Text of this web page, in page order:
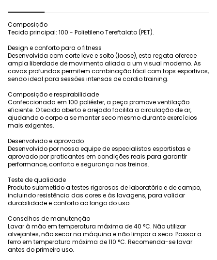
Composição
Tecido principal: 100 - Polietileno Tereftalato (PET).
Design e conforto para o fitness
Desenvolvida com corte leve e solto (loose), esta regata oferece
ampla liberdade de movimento aliada a um visual moderno. As
cavas profundas permitem combinação fácil com tops esportivos,
sendo ideal para sessões intensas de cardio training.
Composição e respirabilidade
Confeccionada em 100 poliéster, a peça promove ventilação
eficiente. O tecido aberto e arejado facilita a circulação de ar,
ajudando o corpo a se manter seco mesmo durante exercícios
mais exigentes.
Desenvolvido e aprovado
Desenvolvido por nossa equipe de especialistas esportistas e
aprovado por praticantes em condições reais para garantir
performance, conforto e segurança nos treinos.
Teste de qualidade
Produto submetido a testes rigorosos de laboratório e de campo,
incluindo resistência das cores e às lavagens, para validar
durabilidade e conforto ao longo do uso.
Conselhos de manutenção
Lavar à mão em temperatura máxima de 40 °C. Não utilizar
alvejantes, não secar na máquina e não limpar a seco. Passar a
ferro em temperatura máxima de 110 °C. Recomenda-se lavar
antes do primeiro uso.